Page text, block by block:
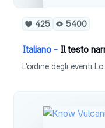
425 5400
Italiano - Il testo